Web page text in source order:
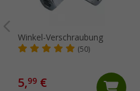
Winkel-Verschraubung
(50)
5,99 €